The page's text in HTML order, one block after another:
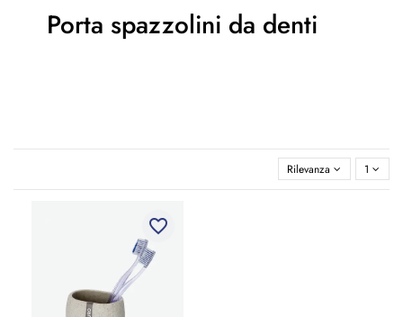
Porta spazzolini da denti
Rilevanza 1
favorite_border